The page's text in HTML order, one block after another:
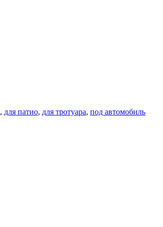
, для патио, для тротуара, под автомобиль